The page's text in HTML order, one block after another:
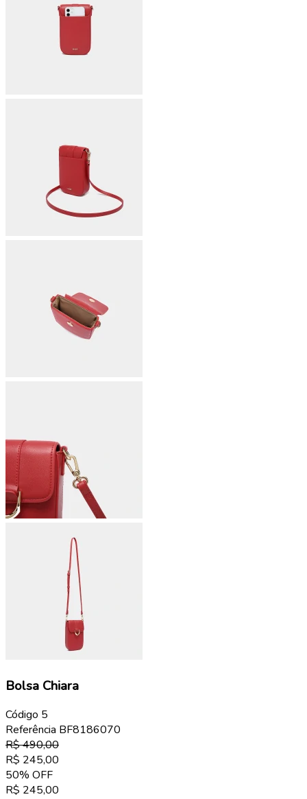
Bolsa Chiara
Código 5
Referência BF8186070
R$490,00
R$ 245,00
50% OFF
R$ 245,00